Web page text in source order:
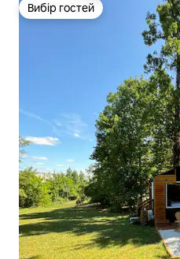
Вибір гостей
Вибір гостей